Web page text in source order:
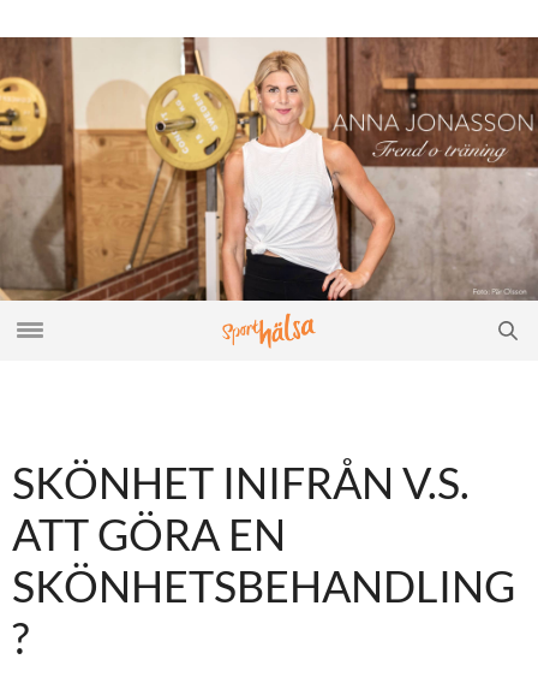
SKÖNHET INIFRÅN V.S.
ATT GÖRA EN
SKÖNHETSBEHANDLING
?